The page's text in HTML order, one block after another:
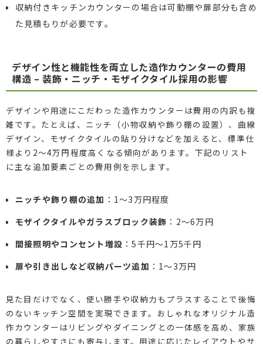
収納付きキッチンカウンターの場合は可動棚や扉部分も含め
た見積もりが必要です。
デザイン性と機能性を両立した造作カウンターの費用
構造 – 装飾・ニッチ・モザイクタイル採用の影響
デザインや用途にこだわった造作カウンターは費用の内訳も複
雑です。たとえば、ニッチ（小物収納や飾り棚の設置）、曲線
デザイン、モザイクタイルの貼り分けなどを加えると、標準仕
様より2〜4万円程度高くなる傾向があります。下記のリスト
に主な追加要素ごとの費用例を示します。
ニッチや飾り棚の追加 ：1〜3万円程度
モザイクタイルやガラスブロック装飾 ：2〜6万円
間接照明やコンセント増設 ：5千円〜1万5千円
扉や引き出しなど収納パーツ追加 ：1〜3万円
見た目だけでなく、使い勝手や収納力もプラスすることで後悔
のないキッチン空間を実現できます。おしゃれなオリジナル造
作カウンターはリビングやダイニングとの一体感を高め、家族
の暮らしやすさにも寄与します。用途に応じたレイアウトやサ